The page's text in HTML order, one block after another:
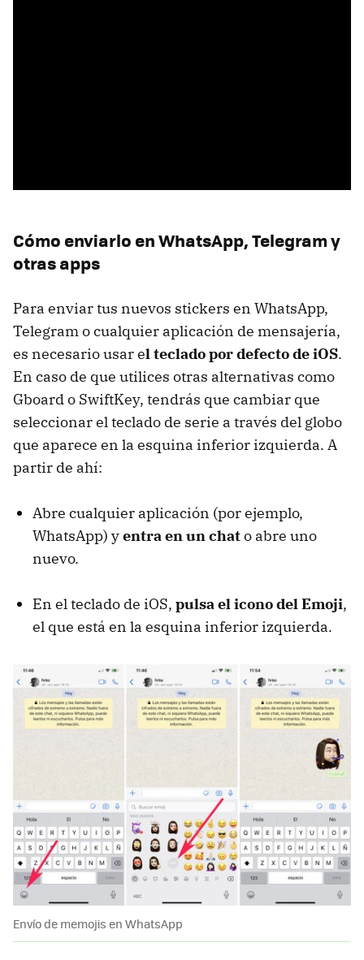
Cómo enviarlo en WhatsApp, Telegram y
otras apps
Para enviar tus nuevos stickers en WhatsApp,
Telegram o cualquier aplicación de mensajería,
es necesario usar el teclado por defecto de iOS.
En caso de que utilices otras alternativas como
Gboard o SwiftKey, tendrás que cambiar que
seleccionar el teclado de serie a través del globo
que aparece en la esquina inferior izquierda. A
partir de ahí:
Abre cualquier aplicación (por ejemplo,
WhatsApp) yentra en un chato abre uno
nuevo.
En el teclado de iOS, pulsa el icono del Emoji,
el que está en la esquina inferior izquierda.
Envío de memojis en WhatsApp